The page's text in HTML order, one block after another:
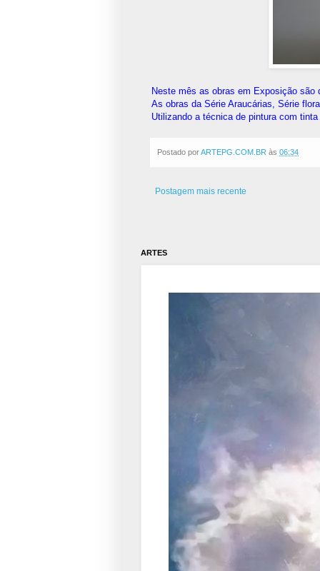
Neste mês as obras em Exposição são
As obras da Série Araucárias, Série
Utilizando a técnica de pintura com
Postado porARTEPG.COM.BR às 06:34
Postagem mais recente
ARTES